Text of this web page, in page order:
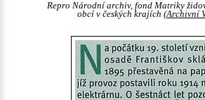
Repro Národní archiv, fond Matriky
obcí v českých krajích (Archivní